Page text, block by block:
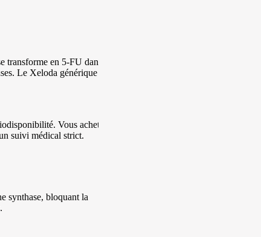
en 5-FU dans les
Le Xeloda générique est
Vous achetez
suivi médical strict.
synthase, bloquant la